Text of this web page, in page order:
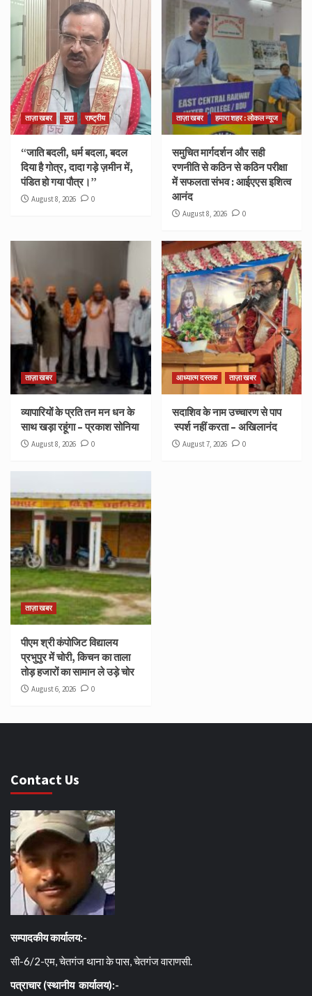
ताज़ा खबर मुद्दा राष्ट्रीय
“जाति बदली, धर्म बदला, बदल
दिया है गोत्र, दादा गड़े ज़मीन में,
पंडित हो गया पौत्र।”
August 8, 2026 0
ताज़ा खबर हमारा शहर : लोकल न्यूज
समुचित मार्गदर्शन और सही
रणनीति से कठिन से कठिन परीक्षा
में सफलता संभव : आईएएस इशित्व
आनंद
August 8, 2026 0
ताज़ा खबर
व्यापारियों के प्रति तन मन धन के
साथ खड़ा रहूंगा – प्रकाश सोनिया
August 8, 2026 0
आध्यात्म दस्तक ताज़ा खबर
सदाशिव के नाम उच्चारण से पाप
स्पर्श नहीं करता – अखिलानंद
August 7, 2026 0
ताज़ा खबर
पीएम श्री कंपोजिट विद्यालय
प्रभुपुर में चोरी, किचन का ताला
तोड़ हजारों का सामान ले उड़े चोर
August 6, 2026 0
Contact Us
सम्पादकीय कार्यालय:-
सी-6/2-एम, चेतगंज थाना के पास, चेतगंज वाराणसी.
पत्राचार (स्थानीय कार्यालय):-